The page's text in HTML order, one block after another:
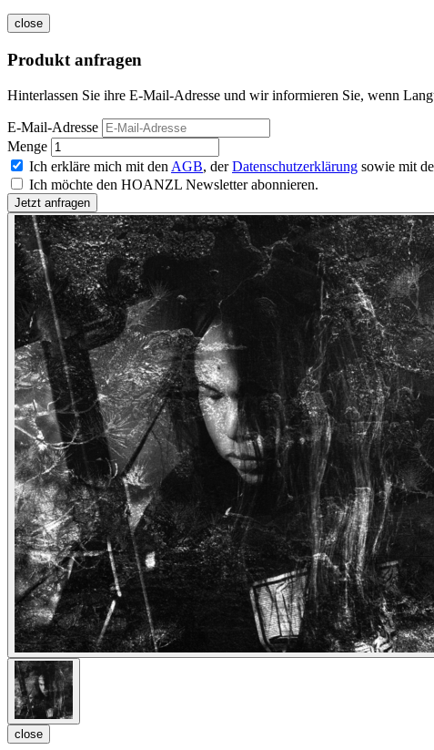
close
Produkt anfragen
Hinterlassen Sie ihre E-Mail-Adresse und wir informieren Sie, wenn
E-Mail-Adresse
Menge
Ich erkläre mich mit den AGB, derDatenschutzerklärung sowie mit
Ich möchte den HOANZL Newsletter abonnieren.
close